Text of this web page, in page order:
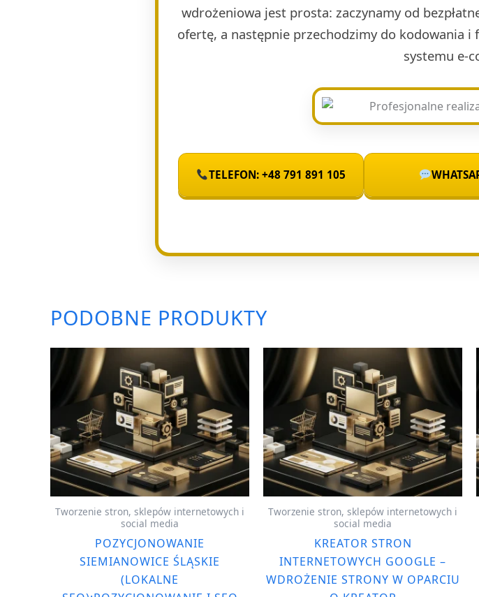
wdrożeniowa jest prosta: zaczynamy od
ofertę, a następnie przechodzimy do kodowania i
systemu e-
TELEFON: +48 791 891 105
PODOBNE PRODUKTY
Tworzenie stron, sklepów internetowych i
social media
POZYCJONOWANIE
SIEMIANOWICE ŚLĄSKIE
(LOKALNE
Tworzenie stron, sklepów internetowych i
social media
KREATOR STRON
INTERNETOWYCH GOOGLE –
WDROŻENIE STRONY W OPARCIU